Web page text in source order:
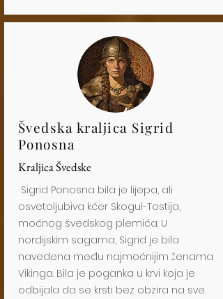
Švedska kraljica Sigrid
Ponosna
Kraljica Švedske
Sigrid Ponosna bila je lijepa, ali
osvetoljubiva kćer Skogul-Tostija,
moćnog švedskog plemića. U
nordijskim sagama, Sigrid je bila
navedena među najmoćnijim ženama
Vikinga. Bila je poganka u krvi koja je
odbijala da se krsti bez obzira na sve.